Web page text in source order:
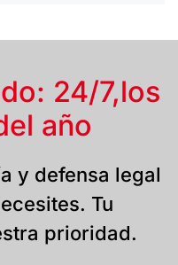
24/7,los
año
y defensa legal
Tu
prioridad.